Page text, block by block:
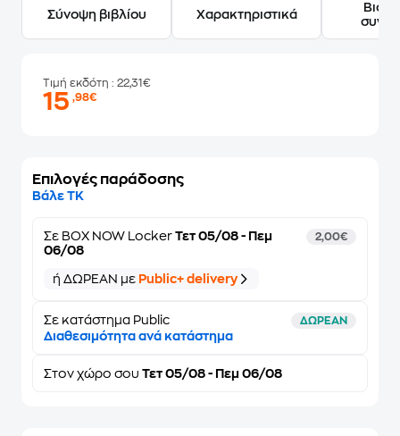
Σύνοψη βιβλίου Χαρακτηριστικά
Τιμή εκδότη : 22,31€
15,98€
Επιλογές παράδοσης
Βάλε ΤΚ
Σε BOX NOW Locker Τετ 05/08 - Πεμ
06/08
2,00€
ή ΔΩΡΕΑΝ με Public+ delivery
Σε κατάστημα Public ΔΩΡΕΑΝ
Διαθεσιμότητα ανά κατάστημα
Στον χώρο σου Τετ 05/08 - Πεμ 06/08